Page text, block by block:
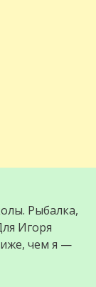
Рыбалка,
Игоря
чем я —